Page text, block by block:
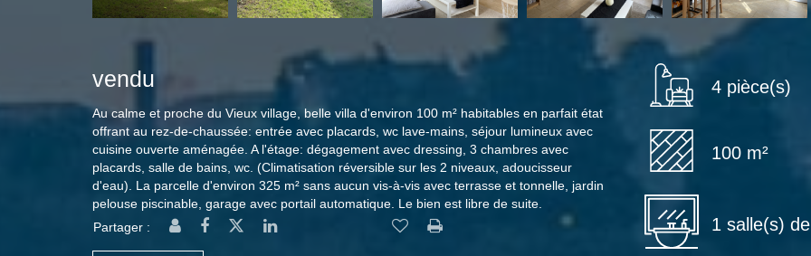
vendu
Au calme et proche du Vieux village, belle villa d'environ 100 m² habitables en parfait état
offrant au rez-de-chaussée: entrée avec placards, wc lave-mains, séjour lumineux avec
cuisine ouverte aménagée. A l'étage: dégagement avec dressing, 3 chambres avec
placards, salle de bains, wc. (Climatisation réversible sur les 2 niveaux, adoucisseur
d'eau). La parcelle d'environ 325 m² sans aucun vis-à-vis avec terrasse et tonnelle, jardin
pelouse piscinable, garage avec portail automatique. Le bien est libre de suite.
Partager :
4 pièce(s)
100 m²
1 salle(s)